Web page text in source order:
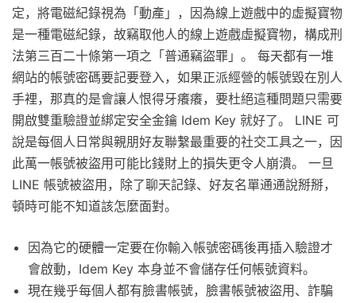
定，將電磁紀錄視為「動產」，因為線上遊戲中的虛擬寶物
是一種電磁紀錄，故竊取他人的線上遊戲虛擬寶物，構成刑
法第三百二十條第一項之「普通竊盜罪」。 每天都有一堆
網站的帳號密碼要記要登入，如果正派經營的帳號毀在別人
手裡，那真的是會讓人恨得牙癢癢，要杜絕這種問題只需要
開啟雙重驗證並綁定安全金鑰 Idem Key 就好了。 LINE 可
說是每個人日常與親朋好友聯繫最重要的社交工具之一，因
此萬一帳號被盜用可能比錢財上的損失更令人崩潰。 一旦
LINE 帳號被盜用，除了聊天記錄、好友名單通通說掰掰，
頓時可能不知道該怎麼面對。
因為它的硬體一定要在你輸入帳號密碼後再插入驗證才
會啟動，Idem Key 本身並不會儲存任何帳號資料。
現在幾乎每個人都有臉書帳號，臉書帳號被盜用、詐騙